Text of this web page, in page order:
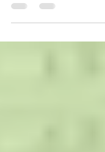
semplice, dove indicare poche generalità e
attivare...